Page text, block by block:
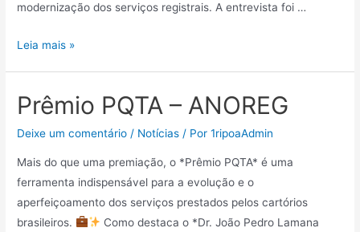
modernização dos serviços registrais. A entrevista foi …
Leia mais »
Prêmio PQTA – ANOREG
Deixe um comentário / Notícias / Por1ripoaAdmin
Mais do que uma premiação, o *Prêmio PQTA* é uma
ferramenta indispensável para a evolução e o
aperfeiçoamento dos serviços prestados pelos cartórios
brasileiros.
Como destaca o *Dr. João Pedro Lamana